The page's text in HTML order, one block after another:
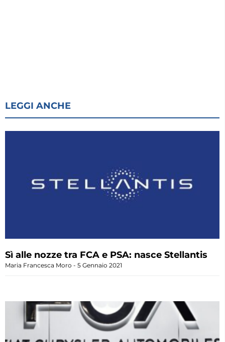
LEGGI ANCHE
Sì alle nozze tra FCA e PSA: nasce Stellantis
Maria Francesca Moro 5 Gennaio 2021